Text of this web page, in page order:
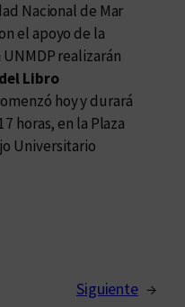
Nacional de Mar
el apoyo de la
realizarán
Libro
hoy y durará
horas, en la Plaza
Universitario
Siguiente →